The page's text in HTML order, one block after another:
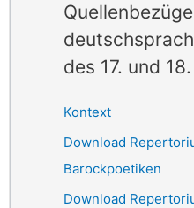
des 17. und
Kontext
Download
Barockpoetiken
Download